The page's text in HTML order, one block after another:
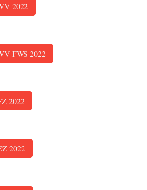
2022
FWS 2022
2022
2022